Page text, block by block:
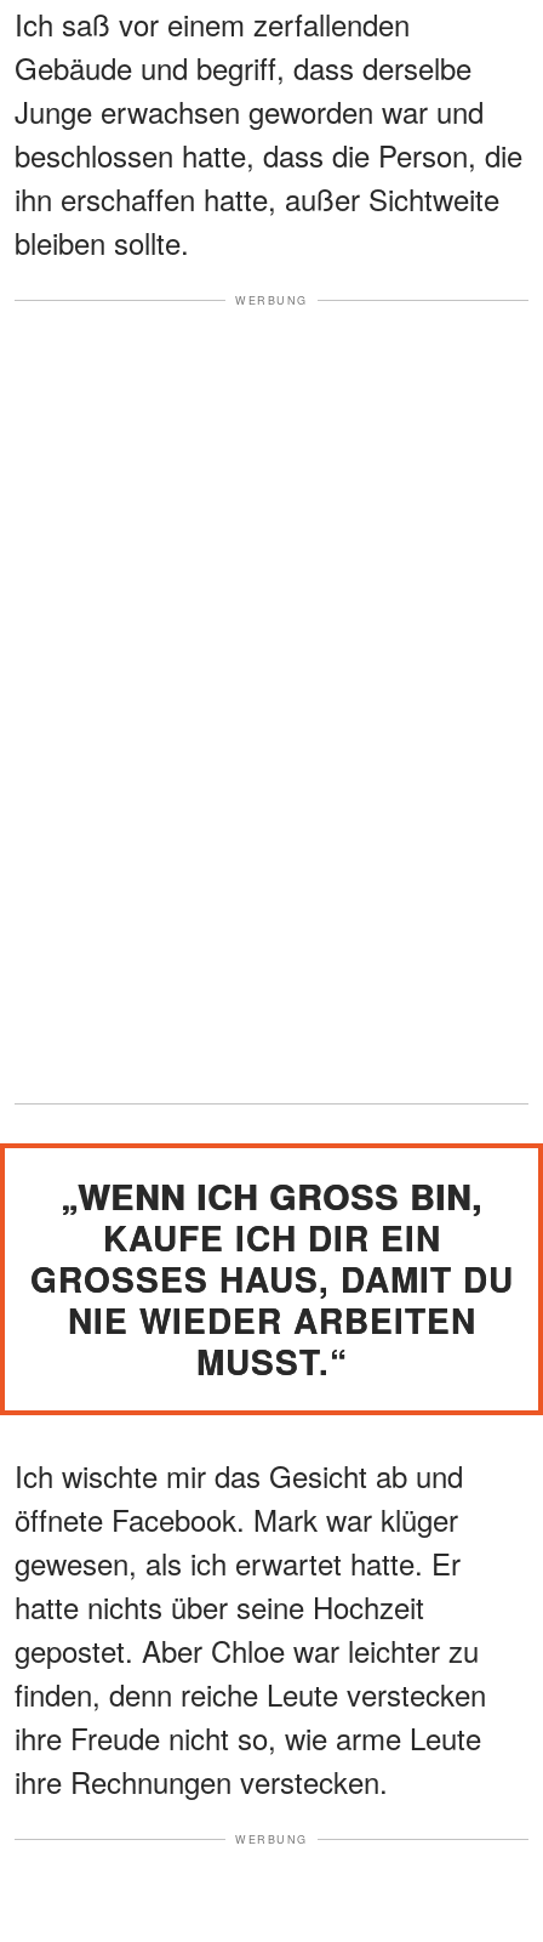
Ich saß vor einem zerfallenden
Gebäude und begriff, dass derselbe
Junge erwachsen geworden war und
beschlossen hatte, dass die Person, die
ihn erschaffen hatte, außer Sichtweite
bleiben sollte.
WERBUNG
„WENN ICH GROSS BIN, K
AUFE ICH DIR EIN G
ROSSES HAUS, DAMIT DU NI
E WIEDER ARBEITEN MU
SST.“
Ich wischte mir das Gesicht ab und
öffnete Facebook. Mark war klüger
gewesen, als ich erwartet hatte. Er
hatte nichts über seine Hochzeit
gepostet. Aber Chloe war leichter zu
finden, denn reiche Leute verstecken
ihre Freude nicht so, wie arme Leute
ihre Rechnungen verstecken.
WERBUNG